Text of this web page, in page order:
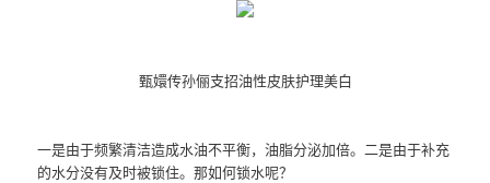
甄嬛传孙俪支招油性皮肤护理美白
一是由于频繁清洁造成水油不平衡，油脂分泌加倍。二是由于补充
的水分没有及时被锁住。那如何锁水呢？